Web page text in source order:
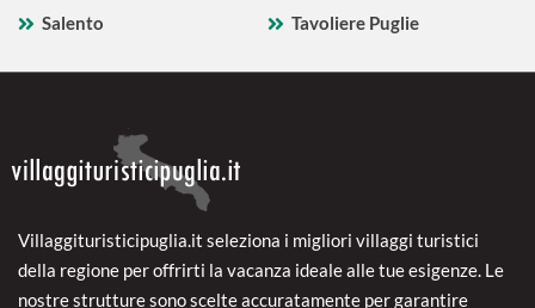
Salento
Tavoliere Puglie
Villaggituristicipuglia.it seleziona i migliori villaggi turistici
della regione per offrirti la vacanza ideale alle tue esigenze. Le
nostre strutture sono scelte accuratamente per garantire